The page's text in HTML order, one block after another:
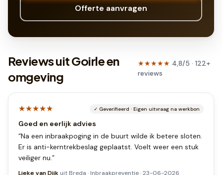
Offerte aanvragen
Reviews uit Goirle en
omgeving
★★★★★ 4,8/5 · 122+
reviews
★★★★★ ✓ Geverifieerd · Eigen uitvraag na werkbon
Goed en eerlijk advies
“Na een inbraakpoging in de buurt wilde ik betere sloten.
Er is anti-kerntrekbeslag geplaatst. Voelt weer een stuk
veiliger nu.”
Lieke van Dijk uit Breda · Inbraakpreventie·23-06-2026